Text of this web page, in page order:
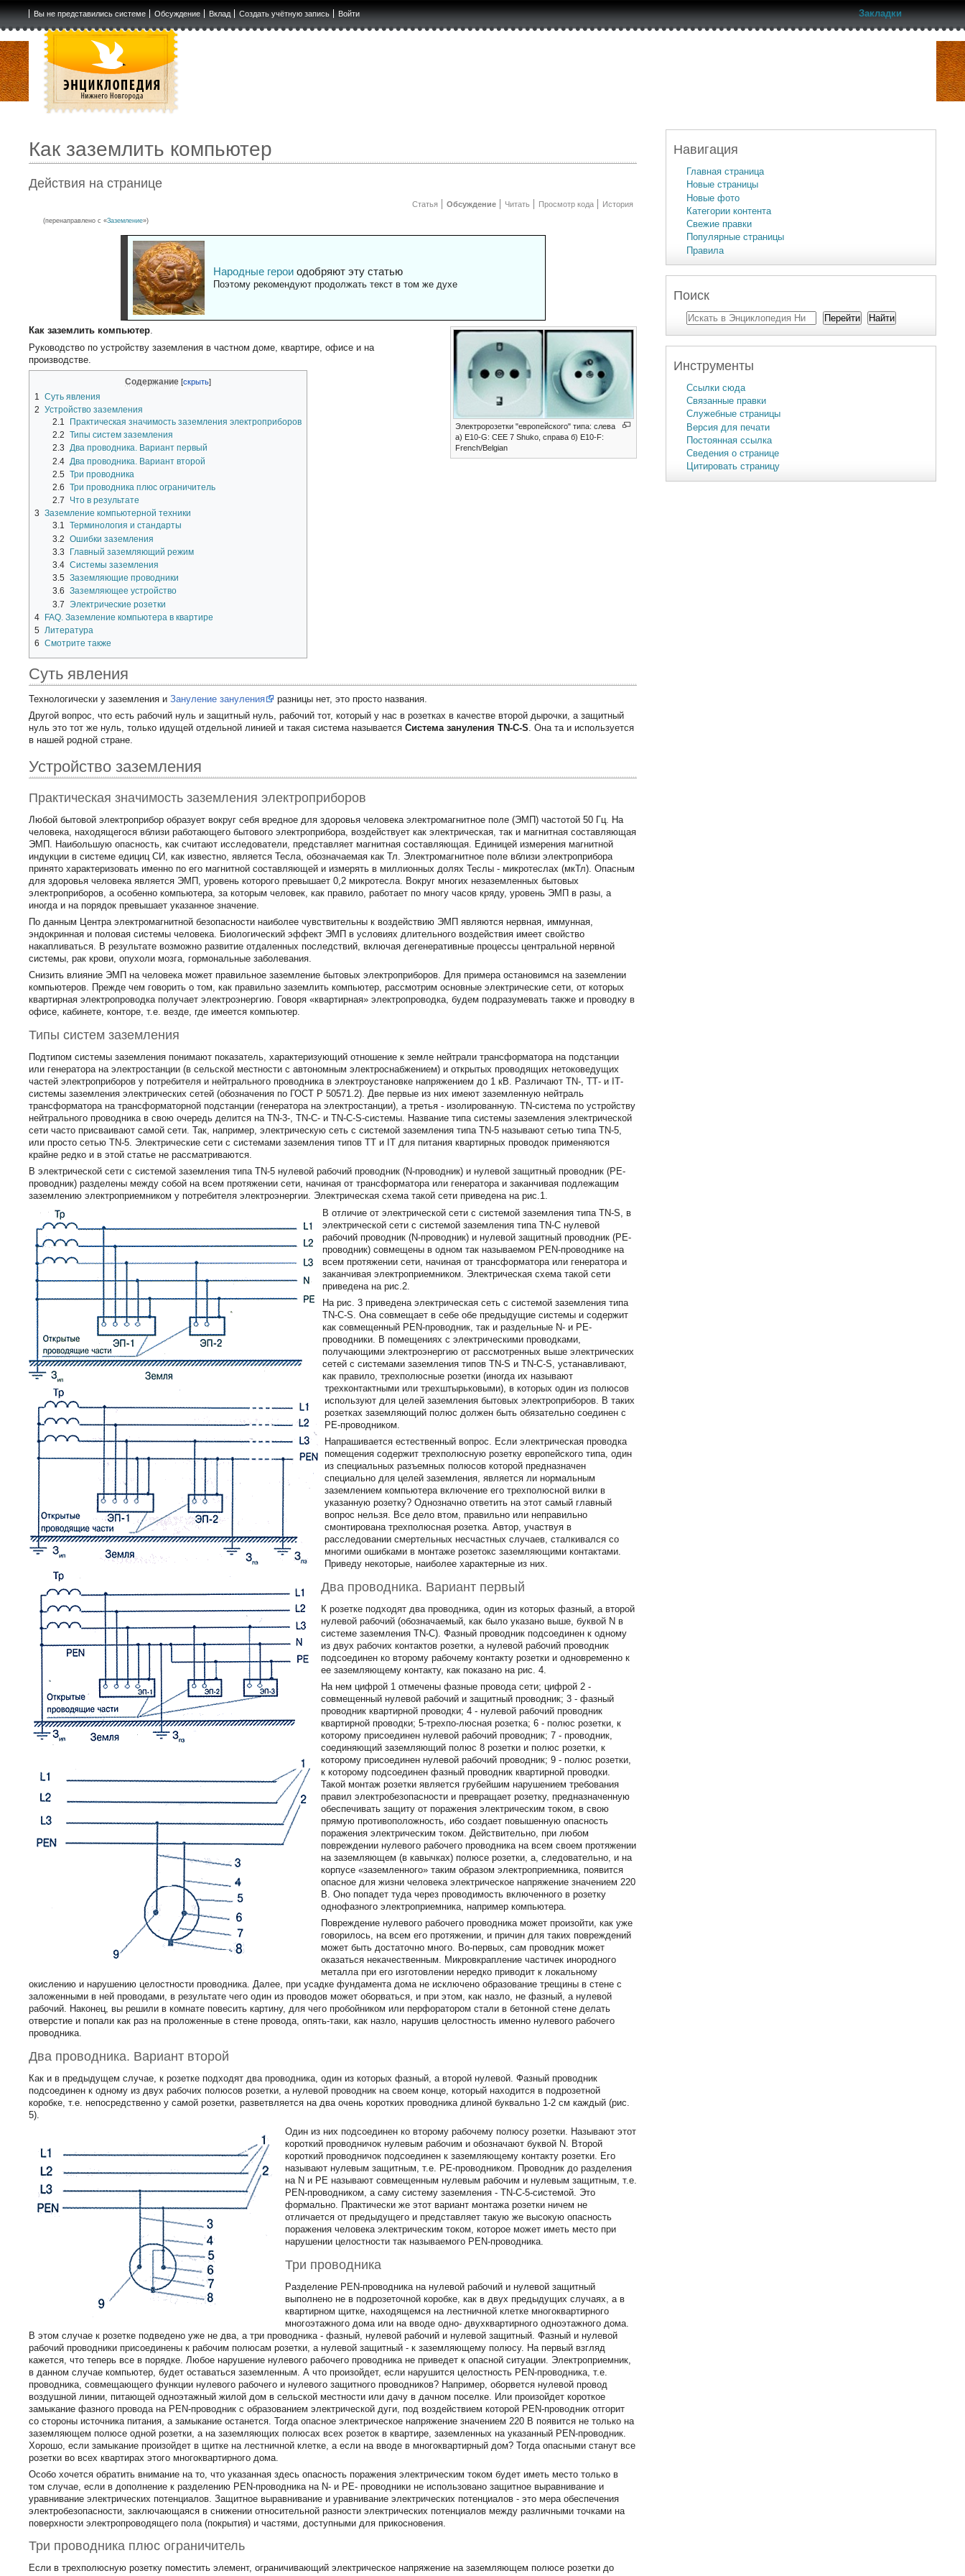
Вы не представились системе Обсуждение Вклад Создать учётную запись Войти Закладки
Как заземлить компьютер
Действия на странице
Статья Обсуждение Читать Просмотр кода История
(перенаправлено с «Заземление»)
Народные героиодобряют эту статью
Поэтому рекомендуют продолжать текст в том же духе
Электророзетки "европейского" типа: слева
a) Е10-G: CEE 7 Shuko, справа б) E10-F:
French/Belgian
Как заземлить компьютер.
Руководство по устройству заземления в частном доме, квартире, офисе и на
производстве.
Содержание
1
Суть явления
2 Устройство заземления
2.1
Практическая значимость заземления электроприборов
2.2 Типы систем заземления
2.3 Два проводника. Вариант первый
2.4 Два проводника. Вариант второй
2.5 Три проводника
2.6 Три проводника плюс ограничитель
2.7
Что в результате
3 Заземление компьютерной техники
3.1 Терминология и стандарты
3.2 Ошибки заземления
3.3
Главный заземляющий режим
3.4 Системы заземления
3.5 Заземляющие проводники
3.6 Заземляющее устройство
3.7 Электрические розетки
4 FAQ. Заземление компьютера в квартире
5 Литература
6 Смотрите также
Суть явления
Технологически у заземления иЗануление зануления
разницы нет, это просто названия.
Другой вопрос, что есть рабочий нуль и защитный нуль, рабочий тот, который у нас в розетках в качестве второй дырочки, а защитный
нуль это тот же нуль, только идущей отдельной линией и такая система называетсяСистема зануления TN-C-S. Она та и используется
в нашей родной стране.
Устройство заземления
Практическая значимость заземления электроприборов
Любой бытовой электроприбор образует вокруг себя вредное для здоровья человека электромагнитное поле (ЭМП) частотой 50 Гц. На
человека, находящегося вблизи работающего бытового электроприбора, воздействует как электрическая, так и магнитная составляющая
ЭМП. Наибольшую опасность, как считают исследователи, представляет магнитная составляющая. Единицей измерения магнитной
индукции в системе едициц СИ, как известно, является Тесла, обозначаемая как Тл. Электромагнитное поле вблизи электроприбора
принято характеризовать именно по его магнитной составляющей и измерять в миллионных долях Теслы - микротеслах (мкТл). Опасным
для здоровья человека является ЭМП, уровень которого превышает 0,2 микротесла. Вокруг многих незаземленных бытовых
электроприборов, а особенно компьютера, за которым человек, как правило, работает по многу часов кряду, уровень ЭМП в разы, а
иногда и на порядок превышает указанное значение.
По данным Центра электромагнитной безопасности наиболее чувствительны к воздействию ЭМП являются нервная, иммунная,
эндокринная и половая системы человека. Биологический эффект ЭМП в условиях длительного воздействия имеет свойство
накапливаться. В результате возможно развитие отдаленных последствий, включая дегенеративные процессы центральной нервной
системы, рак крови, опухоли мозга, гормональные заболевания.
Снизить влияние ЭМП на человека может правильное заземление бытовых электроприборов. Для примера остановимся на заземлении
компьютеров. Прежде чем говорить о том, как правильно заземлить компьютер, рассмотрим основные электрические сети, от которых
квартирная электропроводка получает электроэнергию. Говоря «квартирная» электропроводка, будем подразумевать также и проводку в
офисе, кабинете, конторе, т.е. везде, где имеется компьютер.
Типы систем заземления
Подтипом системы заземления понимают показатель, характеризующий отношение к земле нейтрали трансформатора на подстанции
или генератора на электростанции (в сельской местности с автономным электроснабжением) и открытых проводящих нетоковедущих
частей электроприборов у потребителя и нейтрального проводника в электроустановке напряжением до 1 кВ. Различают ТN-, ТТ- и IТ-
системы заземления электрических сетей (обозначения по ГОСТ Р 50571.2). Две первые из них имеют заземленную нейтраль
трансформатора на трансформаторной подстанции (генератора на электростанции), а третья - изолированную. ТN-система по устройству
нейтрального проводника в свою очередь делится на ТN-3-, ТN-С- и ТN-С-S-системы. Название типа системы заземления электрической
сети часто присваивают самой сети. Так, например, электрическую сеть с системой заземления типа ТN-5 называют сетью типа ТN-5,
или просто сетью ТN-5. Электрические сети с системами заземления типов ТТ и IТ для питания квартирных проводок применяются
крайне редко и в этой статье не рассматриваются.
В электрической сети с системой заземления типа ТN-5 нулевой рабочий проводник (N-проводник) и нулевой защитный проводник (РЕ-
проводник) разделены между собой на всем протяжении сети, начиная от трансформатора или генератора и заканчивая подлежащим
заземлению электроприемником у потребителя электроэнергии. Электрическая схема такой сети приведена на рис.1.
В отличие от электрической сети с системой заземления типа ТN-S, в
электрической сети с системой заземления типа ТN-С нулевой
рабочий проводник (N-проводник) и нулевой защитный проводник (РЕ-
проводник) совмещены в одном так называемом РЕN-проводнике на
всем протяжении сети, начиная от трансформатора или генератора и
заканчивая электроприемником. Электрическая схема такой сети
приведена на рис.2.
На рис. 3 приведена электрическая сеть с системой заземления типа
ТN-С-S. Она совмещает в себе обе предыдущие системы и содержит
как совмещенный РЕN-проводник, так и раздельные N- и РЕ-
проводники. В помещениях с электрическими проводками,
получающими электроэнергию от рассмотренных выше электрических
сетей с системами заземления типов ТN-S и ТN-С-S, устанавливают,
как правило, трехполюсные розетки (иногда их называют
трехконтактными или трехштырьковыми), в которых один из полюсов
используют для целей заземления бытовых электроприборов. В таких
розетках заземляющий полюс должен быть обязательно соединен с
РЕ-проводником.
Напрашивается естественный вопрос. Если электрическая проводка
помещения содержит трехполюсную розетку европейского типа, один
из специальных разъемных полюсов которой предназначен
специально для целей заземления, является ли нормальным
заземлением компьютера включение его трехполюсной вилки в
указанную розетку? Однозначно ответить на этот самый главный
вопрос нельзя. Все дело втом, правильно или неправильно
смонтирована трехполюсная розетка. Автор, участвуя в
расследовании смертельных несчастных случаев, сталкивался со
многими ошибками в монтаже розетокс заземляющими контактами.
Приведу некоторые, наиболее характерные из них.
Два проводника. Вариант первый
К розетке подходят два проводника, один из которых фазный, а второй
нулевой рабочий (обозначаемый, как было указано выше, буквой N в
системе заземления ТN-С). Фазный проводник подсоединен к одному
из двух рабочих контактов розетки, а нулевой рабочий проводник
подсоединен ко второму рабочему контакту розетки и одновременно к
ее заземляющему контакту, как показано на рис. 4.
На нем цифрой 1 отмечены фазные провода сети; цифрой 2 -
совмещенный нулевой рабочий и защитный проводник; 3 - фазный
проводник квартирной проводки; 4 - нулевой рабочий проводник
квартирной проводки; 5-трехпо-люсная розетка; 6 - полюс розетки, к
которому присоединен нулевой рабочий проводник; 7 - проводник,
соединяющий заземляющий полюс 8 розетки и полюс розетки, к
которому присоединен нулевой рабочий проводник; 9 - полюс розетки,
к которому подсоединен фазный проводник квартирной проводки.
Такой монтаж розетки является грубейшим нарушением требования
правил электробезопасности и превращает розетку, предназначенную
обеспечивать защиту от поражения электрическим током, в свою
прямую противоположность, ибо создает повышенную опасность
поражения электрическим током. Действительно, при любом
повреждении нулевого рабочего проводника на всем своем протяжении
на заземляющем (в кавычках) полюсе розетки, а, следовательно, и на
корпусе «заземленного» таким образом электроприемника, появится
опасное для жизни человека электрическое напряжение значением 220
В. Оно попадет туда через проводимость включенного в розетку
однофазного электроприемника, например компьютера.
Повреждение нулевого рабочего проводника может произойти, как уже
говорилось, на всем его протяжении, и причин для таких повреждений
может быть достаточно много. Во-первых, сам проводник может
оказаться некачественным. Микровкрапление частичек инородного
металла при его изготовлении нередко приводит к локальному
окислению и нарушению целостности проводника. Далее, при усадке фундамента дома не исключено образование трещины в стене с
заложенными в ней проводами, в результате чего один из проводов может оборваться, и при этом, как назло, не фазный, а нулевой
рабочий. Наконец, вы решили в комнате повесить картину, для чего пробойником или перфоратором стали в бетонной стене делать
отверстие и попали как раз на проложенные в стене провода, опять-таки, как назло, нарушив целостность именно нулевого рабочего
проводника.
Два проводника. Вариант второй
Как и в предыдущем случае, к розетке подходят два проводника, один из которых фазный, а второй нулевой. Фазный проводник
подсоединен к одному из двух рабочих полюсов розетки, а нулевой проводник на своем конце, который находится в подрозетной
коробке, т.е. непосредственно у самой розетки, разветвляется на два очень коротких проводника длиной буквально 1-2 см каждый (рис.
5).
Один из них подсоединен ко второму рабочему полюсу розетки. Называют этот
короткий проводничок нулевым рабочим и обозначают буквой N. Второй
короткий проводничок подсоединен к заземляющему контакту розетки. Его
называют нулевым защитным, т.е. РЕ-проводником. Проводник до разделения
на N и РЕ называют совмещенным нулевым рабочим и нулевым защитным, т.е.
РЕN-проводником, а саму систему заземления - ТN-С-5-системой. Это
формально. Практически же этот вариант монтажа розетки ничем не
отличается от предыдущего и представляет такую же высокую опасность
поражения человека электрическим током, которое может иметь место при
нарушении целостности так называемого РЕN-проводника.
Три проводника
Разделение РЕN-проводника на нулевой рабочий и нулевой защитный
выполнено не в подрозеточной коробке, как в двух предыдущих случаях, а в
квартирном щитке, находящемся на лестничной клетке многоквартирного
многоэтажного дома или на вводе одно- двухквартирного одноэтажного дома.
В этом случае к розетке подведено уже не два, а три проводника - фазный, нулевой рабочий и нулевой защитный. Фазный и нулевой
рабочий проводники присоединены к рабочим полюсам розетки, а нулевой защитный - к заземляющему полюсу. На первый взгляд
кажется, что теперь все в порядке. Любое нарушение нулевого рабочего проводника не приведет к опасной ситуации. Электроприемник,
в данном случае компьютер, будет оставаться заземленным. А что произойдет, если нарушится целостность РЕN-проводника, т.е.
проводника, совмещающего функции нулевого рабочего и нулевого защитного проводников? Например, оборвется нулевой провод
воздушной линии, питающей одноэтажный жилой дом в сельской местности или дачу в дачном поселке. Или произойдет короткое
замыкание фазного провода на РЕN-проводник с образованием электрической дуги, под воздействием которой РЕN-проводник отгорит
со стороны источника питания, а замыкание останется. Тогда опасное электрическое напряжение значением 220 В появится не только на
заземляющем полюсе одной розетки, а на заземляющих полюсах всех розеток в квартире, заземленных на указанный РЕN-проводник.
Хорошо, если замыкание произойдет в щитке на лестничной клетке, а если на вводе в многоквартирный дом? Тогда опасными станут все
розетки во всех квартирах этого многоквартирного дома.
Особо хочется обратить внимание на то, что указанная здесь опасность поражения электрическим током будет иметь место только в
том случае, если в дополнение к разделению РЕN-проводника на N- и РЕ- проводники не использовано защитное выравнивание и
уравнивание электрических потенциалов. Защитное выравнивание и уравнивание электрических потенциалов - это мера обеспечения
электробезопасности, заключающаяся в снижении относительной разности электрических потенциалов между различными точками на
поверхности электропроводящего пола (покрытия) и частями, доступными для прикосновения.
Три проводника плюс ограничитель
Если в трехполюсную розетку поместить элемент, ограничивающий электрическое напряжение на заземляющем полюсе розетки до
Навигация
Главная страница
Новые страницы
Новые фото
Категории контента
Свежие правки
Популярные страницы
Правила
Поиск
Инструменты
Ссылки сюда
Связанные правки
Служебные страницы
Версия для печати
Постоянная ссылка
Сведения о странице
Цитировать страницу